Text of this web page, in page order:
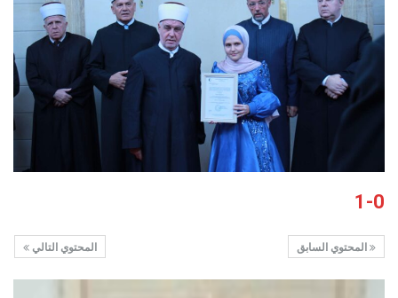
1-0
المحتوي التالي المحتوي السابق